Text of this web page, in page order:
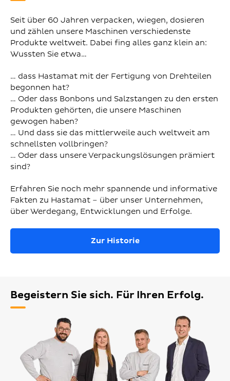
Seit über 60 Jahren verpacken, wiegen, dosieren
und zählen unsere Maschinen verschiedenste
Produkte weltweit. Dabei fing alles ganz klein an:
Wussten Sie etwa…
… dass Hastamat mit der Fertigung von Drehteilen
begonnen hat?
… Oder dass Bonbons und Salzstangen zu den ersten
Produkten gehörten, die unsere Maschinen
gewogen haben?
… Und dass sie das mittlerweile auch weltweit am
schnellsten vollbringen?
… Oder dass unsere Verpackungslösungen prämiert
sind?
Erfahren Sie noch mehr spannende und informative
Fakten zu Hastamat – über unser Unternehmen,
über Werdegang, Entwicklungen und Erfolge.
Zur Historie
Begeistern Sie sich. Für Ihren Erfolg.